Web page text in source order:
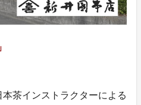
茶インストラクターによる